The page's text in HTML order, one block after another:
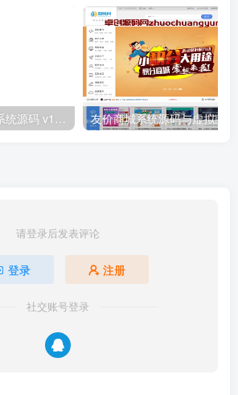
CRMEB 知识付费系统源码 v1.4.4
请登录后发表评论
登录 注册
社交账号登录